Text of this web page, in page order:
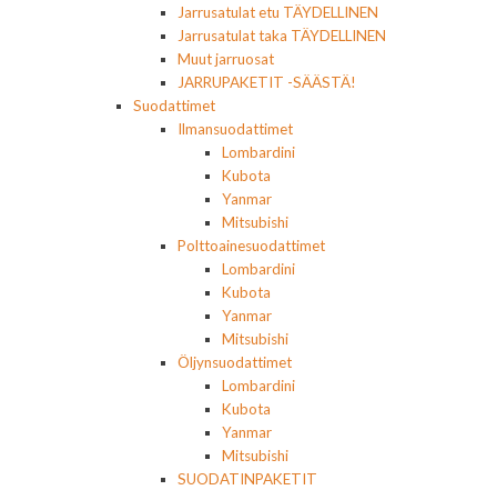
Jarrusatulat etu TÄYDELLINEN
Jarrusatulat taka TÄYDELLINEN
Muut jarruosat
JARRUPAKETIT -SÄÄSTÄ!
Suodattimet
Ilmansuodattimet
Lombardini
Kubota
Yanmar
Mitsubishi
Polttoainesuodattimet
Lombardini
Kubota
Yanmar
Mitsubishi
Öljynsuodattimet
Lombardini
Kubota
Yanmar
Mitsubishi
SUODATINPAKETIT